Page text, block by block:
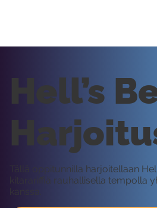
Hell’s
Tällä oppitunnilla harjoitellaan
kitarariffiä rauhallisella tempolla
kanssa.